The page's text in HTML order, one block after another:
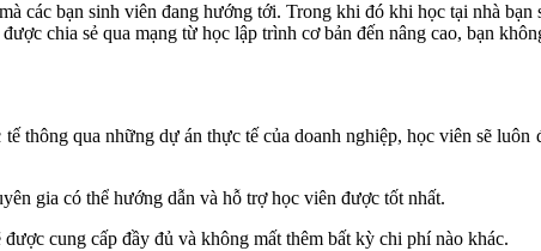
các bạn sinh viên đang hướng tới. Trong khi đó khi học tại nhà bạn
chia sẻ qua mạng từ học lập trình cơ bản đến nâng cao, bạn
thông qua những dự án thực tế của doanh nghiệp, học viên sẽ
gia có thể hướng dẫn và hỗ trợ học viên được tốt nhất.
cung cấp đầy đủ và không mất thêm bất kỳ chi phí nào khác.